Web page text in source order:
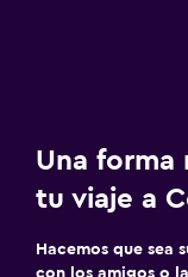
Lavandería
Lavandería
Servicios de
Una forma
tu viaje a
Hacemos que sea
con los amigos o